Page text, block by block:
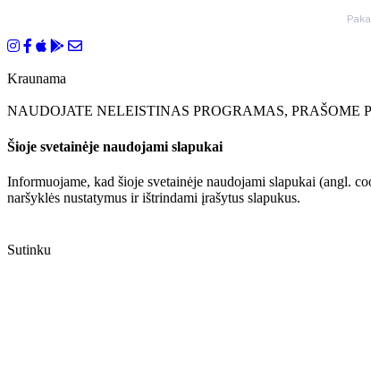
Kraunama
NAUDOJATE NELEISTINAS PROGRAMAS,
Šioje svetainėje naudojami slapukai
Informuojame, kad šioje svetainėje naudojami slapukai (angl.
naršyklės nustatymus ir ištrindami įrašytus slapukus.
Sutinku